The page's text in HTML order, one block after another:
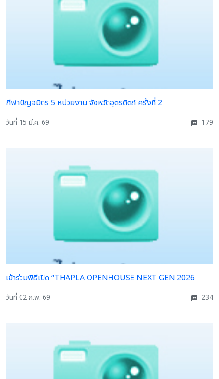
กีฬาปัญจมิตร 5 หน่วยงาน จังหวัดอุตรดิตถ์ ครั้งที่ 2
วันที่ 15 มี.ค. 69 179
เข้าร่วมพิธีเปิด “THAPLA OPENHOUSE NEXT GEN 2026
วันที่ 02 ก.พ. 69 234